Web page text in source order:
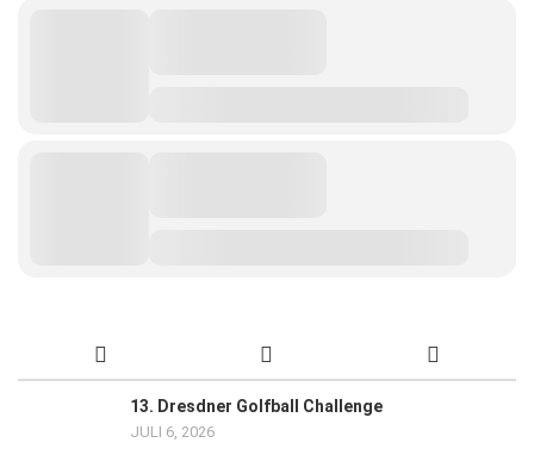
13. Dresdner Golfball Challenge
JULI 6, 2026